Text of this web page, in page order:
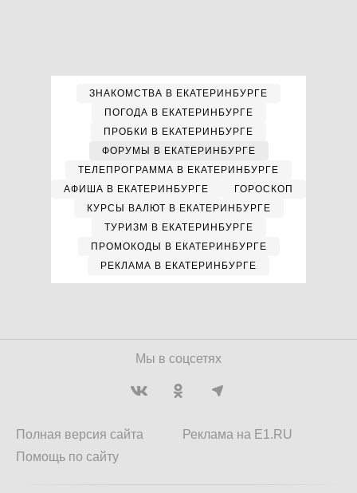
ЗНАКОМСТВА В ЕКАТЕРИНБУРГЕ
ПОГОДА В ЕКАТЕРИНБУРГЕ
ПРОБКИ В ЕКАТЕРИНБУРГЕ
ФОРУМЫ В ЕКАТЕРИНБУРГЕ
ТЕЛЕПРОГРАММА В ЕКАТЕРИНБУРГЕ
АФИША В ЕКАТЕРИНБУРГЕ
ГОРОСКОП
КУРСЫ ВАЛЮТ В ЕКАТЕРИНБУРГЕ
ТУРИЗМ В ЕКАТЕРИНБУРГЕ
ПРОМОКОДЫ В ЕКАТЕРИНБУРГЕ
РЕКЛАМА В ЕКАТЕРИНБУРГЕ
Мы в соцсетях
Полная версия сайта
Помощь по сайту
Реклама на E1.RU